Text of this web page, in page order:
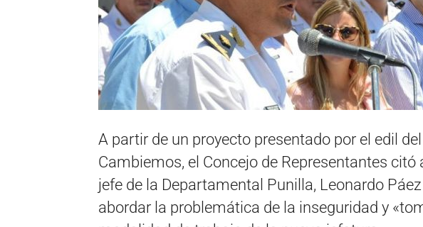
A partir de un proyecto presentado por el edil
Cambiemos, el Concejo de Representantes
jefe de la Departamental Punilla, Leonardo
abordar la problemática de la inseguridad y